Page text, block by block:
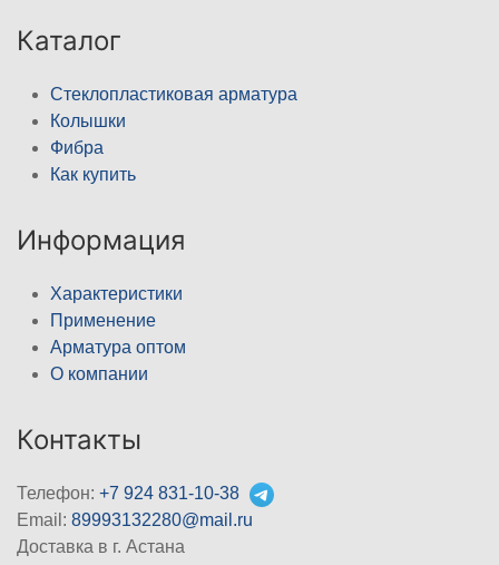
Каталог
Стеклопластиковая арматура
Колышки
Фибра
Как купить
Информация
Характеристики
Применение
Арматура оптом
О компании
Контакты
Телефон: +7 924 831-10-38
Email: 89993132280@mail.ru
Доставка в г. Астана